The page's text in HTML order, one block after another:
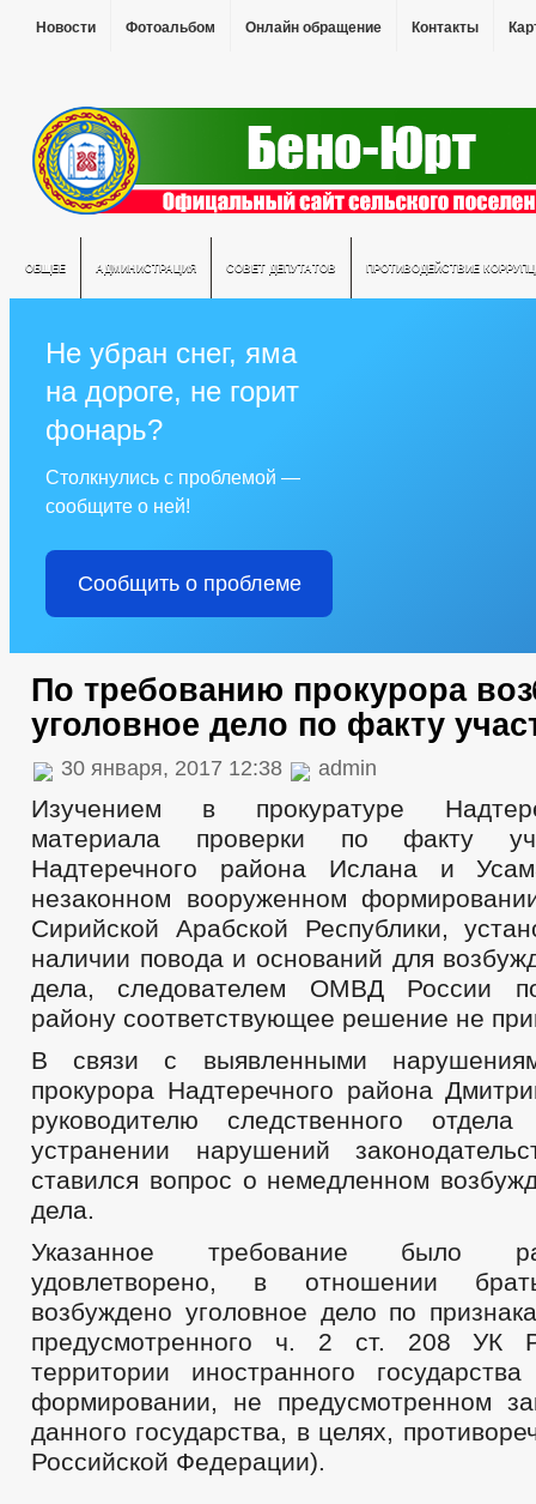
Новости Фотоальбом Онлайн обращение Контакты
ОБЩЕЕ АДМИНИСТРАЦИЯ СОВЕТ ДЕПУТАТОВ ПРОТИВОДЕЙСТВИЕ
Не убран снег, яма
на дороге, не горит
фонарь?
Столкнулись с проблемой —
сообщите о ней!
Сообщить о проблеме
По требованию прокурора
уголовное дело по факту
30 января, 2017 12:38 admin
Изучением в прокуратуре
материала проверки по факту
Надтеречного района Ислана и
незаконном вооруженном
Сирийской Арабской Республики,
наличии повода и оснований для
дела, следователем ОМВД России
району соответствующее решение не
В связи с выявленными
прокурора Надтеречного района
руководителю следственного
устранении нарушений
ставился вопрос о немедленном
дела.
Указанное требование было
удовлетворено, в отношении
возбуждено уголовное дело по
предусмотренного ч. 2 ст. 208 УК
территории иностранного
формировании, не предусмотренном
данного государства, в целях,
Российской Федерации).